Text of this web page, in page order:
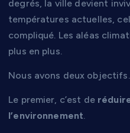
degrés, la ville devient
températures actuelles,
compliqué. Les aléas
plus en plus.
Nous avons deux objectifs.
Le premier, c’est de
l’environnement.